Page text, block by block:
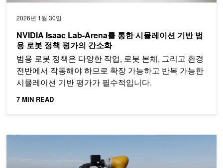
2026년 1월 30일
NVIDIA Isaac Lab-Arena를 통한 시뮬레이션 기반 범
용 로봇 정책 평가의 간소화
범용 로봇 정책은 다양한 작업, 로봇 본체, 그리고 환경
전반에서 작동해야 하므로 확장 가능하고 반복 가능한
시뮬레이션 기반 평가가 필수적입니다.
7 MIN READ
NVIDIA Isaac Lab 2.3: 전신 제어와 향상된 원격 조작으로 로봇 학